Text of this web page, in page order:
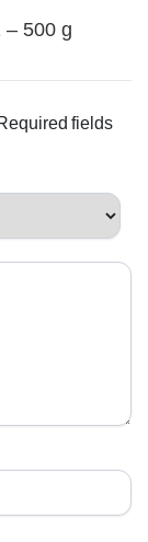
– 500 g
fields